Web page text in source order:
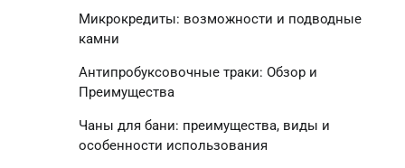
Микрокредиты: возможности и подводные
камни
Антипробуксовочные траки: Обзор и
Преимущества
Чаны для бани: преимущества, виды и
особенности использования